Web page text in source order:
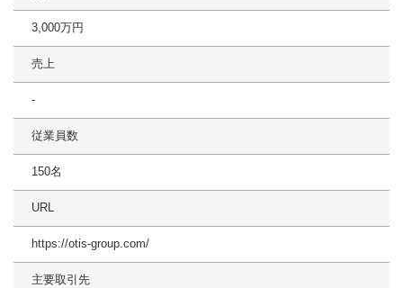
3,000万円
売上
-
従業員数
150名
URL
https://otis-group.com/
主要取引先